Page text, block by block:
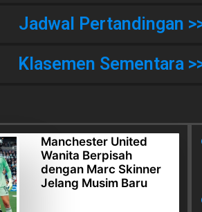
Jadwal Pertandingan
Klasemen Sementara
Manchester United
Wanita Berpisah
dengan Marc Skinner
Jelang Musim Baru